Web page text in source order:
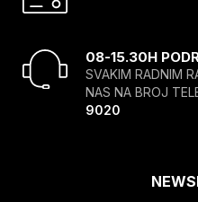
08-15.30H
SVAKIM RADNIM
NAS NA BROJ
9020